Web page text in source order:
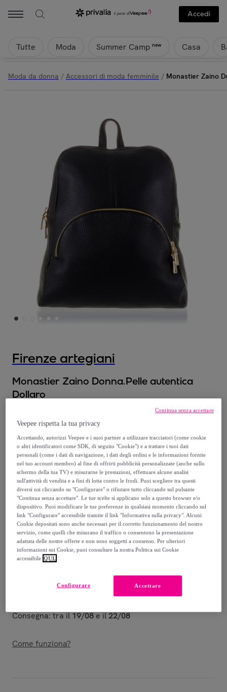
Accedi
Tutte Moda Summer Camp new Casa
Moda da donna / Accessori di moda femminile / Monastier Zaino
Firenze artegiani
Monastier Zaino Donna.Pelle autentica
Dollaro
64,99 €
220,00 €
-70%
Venduto daEMPRENDIMIENTOS URBANOS
Stanno terminando
Consegna
Spedizione gratuita
Consegna: tra il19/08e il22/08
Come funziona?
Veepee rispetta la tua privacy
Accettando, autorizzi Veepee e i suoi partner a utilizzare tracciatori (come cookie
o altri identificatori come SDK, di seguito "Cookie") e a trattare i tuoi dati
personali (come i dati di navigazione, i dati degli ordini e le informazioni fornite
nel tuo account membro) al fine di offrirti pubblicità personalizzate (anche sullo
schermo della tua TV) e misurarne le prestazioni, effettuare alcune analisi
sull'attività di vendita e a fini di lotta contro le frodi. Puoi scegliere tra questi
diversi usi cliccando su "Configurare" o rifiutare tutto cliccando sul pulsante
"Continua senza accettare". Le tue scelte si applicano solo a questo browser e/o
dispositivo. Puoi modificare le tue preferenze in qualsiasi momento cliccando sul
link "Configurare" accessibile tramite il link "Informativa sulla privacy". Alcuni
Cookie depositati sono anche necessari per il corretto funzionamento del nostro
servizio, come quelli che misurano il traffico o consentono la presentazione
adattata delle nostre offerte e non sono soggetti a consenso. Per ulteriori
informazioni sui Cookie, puoi consultare la nostra Politica sui Cookie
accessibile QUI.
Accettare
Configurare
Continua senza accettare